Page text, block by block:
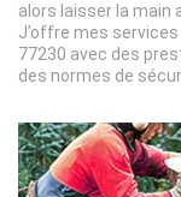
alors laisser la main
J’offre mes
77230 avec des
des normes de